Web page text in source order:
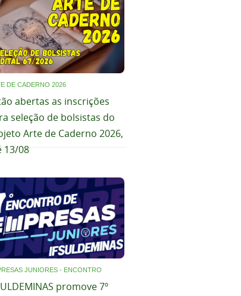
DE CADERNO 2026
abertas as inscrições
seleção de bolsistas do
Arte de Caderno 2026,
13/08
JUNIORES - ENCONTRO
promove 7º